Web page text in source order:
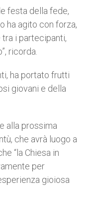
festa della fede,
ha agito con forza,
tra i partecipanti,
ricorda.
ha portato frutti
giovani e della
alla prossima
che avrà luogo a
“la Chiesa in
per
gioiosa